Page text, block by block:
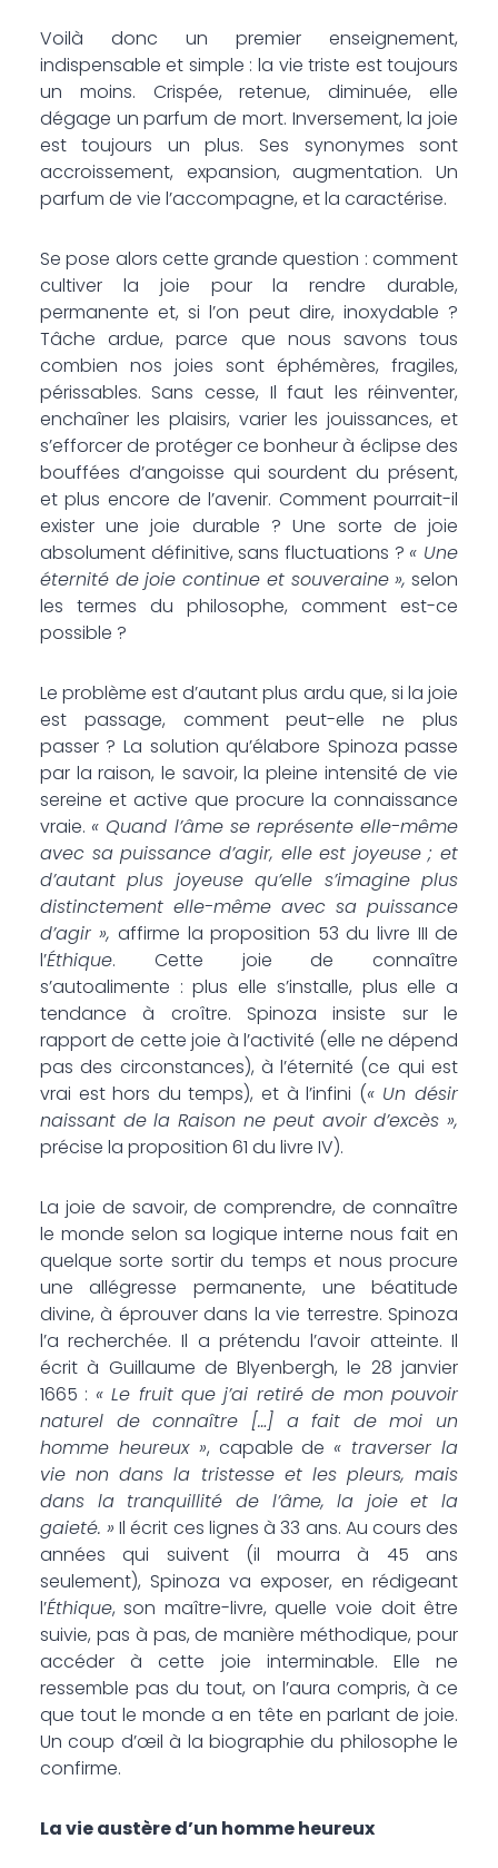
Voilà donc un premier enseignement,
indispensable et simple : la vie triste est toujours
un moins. Crispée, retenue, diminuée, elle
dégage un parfum de mort. Inversement, la joie
est toujours un plus. Ses synonymes sont
accroissement, expansion, augmentation. Un
parfum de vie l’accompagne, et la caractérise.
Se pose alors cette grande question : comment
cultiver la joie pour la rendre durable,
permanente et, si l’on peut dire, inoxydable ?
Tâche ardue, parce que nous savons tous
combien nos joies sont éphémères, fragiles,
périssables. Sans cesse, Il faut les réinventer,
enchaîner les plaisirs, varier les jouissances, et
s’efforcer de protéger ce bonheur à éclipse des
bouffées d’angoisse qui sourdent du présent,
et plus encore de l’avenir. Comment pourrait-il
exister une joie durable ? Une sorte de joie
absolument définitive, sans fluctuations ? « Une
éternité de joie continue et souveraine », selon
les termes du philosophe, comment est-ce
possible ?
Le problème est d’autant plus ardu que, si la joie
est passage, comment peut-elle ne plus
passer ? La solution qu’élabore Spinoza passe
par la raison, le savoir, la pleine intensité de vie
sereine et active que procure la connaissance
vraie. « Quand l’âme se représente elle-même
avec sa puissance d’agir, elle est joyeuse ; et
d’autant plus joyeuse qu’elle s’imagine plus
distinctement elle-même avec sa puissance
d’agir », affirme la proposition 53 du livre III de
l’Éthique. Cette joie de connaître
s’autoalimente : plus elle s’installe, plus elle a
tendance à croître. Spinoza insiste sur le
rapport de cette joie à l’activité (elle ne dépend
pas des circonstances), à l’éternité (ce qui est
vrai est hors du temps), et à l’infini (« Un désir
naissant de la Raison ne peut avoir d’excès »,
précise la proposition 61 du livre IV).
La joie de savoir, de comprendre, de connaître
le monde selon sa logique interne nous fait en
quelque sorte sortir du temps et nous procure
une allégresse permanente, une béatitude
divine, à éprouver dans la vie terrestre. Spinoza
l’a recherchée. Il a prétendu l’avoir atteinte. Il
écrit à Guillaume de Blyenbergh, le 28 janvier
1665 : « Le fruit que j’ai retiré de mon pouvoir
naturel de connaître […] a fait de moi un
homme heureux », capable de « traverser la
vie non dans la tristesse et les pleurs, mais
dans la tranquillité de l’âme, la joie et la
gaieté. » Il écrit ces lignes à 33 ans. Au cours des
années qui suivent (il mourra à 45 ans
seulement), Spinoza va exposer, en rédigeant
l’Éthique, son maître-livre, quelle voie doit être
suivie, pas à pas, de manière méthodique, pour
accéder à cette joie interminable. Elle ne
ressemble pas du tout, on l’aura compris, à ce
que tout le monde a en tête en parlant de joie.
Un coup d’œil à la biographie du philosophe le
confirme.
La vie austère d’un homme heureux